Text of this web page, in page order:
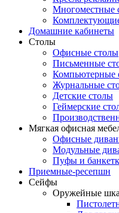
Многоместные
Домашние кабинеты
Столы
Офисные столы
Письменные
Компьютерные
Журнальные
Детские столы
Геймерские
Мягкая офисная
Офисные
Модульные
Пуфы и
Приемные-ресепшн
Сейфы
Оружейные